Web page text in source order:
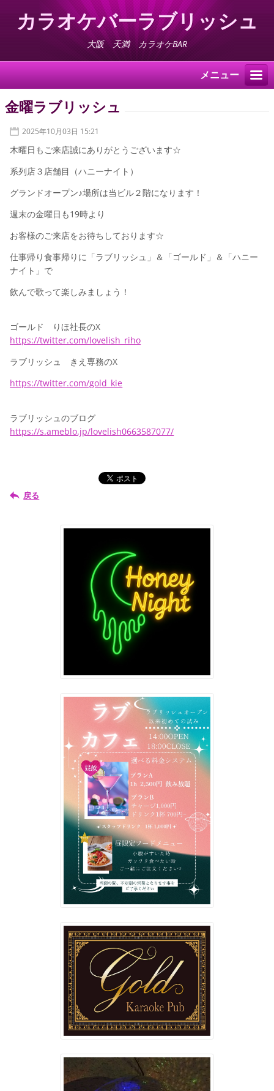
カラオケバーラブリッシュ
大阪 天満 カラオケBAR
メニュー
金曜ラブリッシュ
2025年10月03日 15:21
木曜日もご来店誠にありがとうございます☆
系列店３店舗目（ハニーナイト）
グランドオープン♪場所は当ビル２階になります！
週末の金曜日も19時より
お客様のご来店をお待ちしております☆
仕事帰り食事帰りに「ラブリッシュ」＆「ゴールド」＆「ハニー
ナイト」で
飲んで歌って楽しみましょう！
ゴールド りほ社長のX
https://twitter.com/lovelish_riho
ラブリッシュ きえ専務のX
https://twitter.com/gold_kie
ラブリッシュのブログ
https://s.ameblo.jp/lovelish0663587077/
戻る